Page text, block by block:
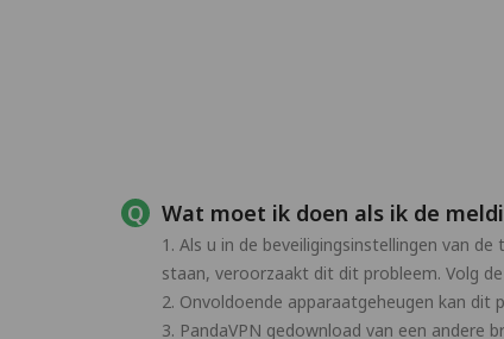
Wat moet ik doen als ik de
1. Als u in de beveiligingsinstellingen van
staan, veroorzaakt dit dit probleem. Volg
2. Onvoldoende apparaatgeheugen kan
3. PandaVPN gedownload van een andere